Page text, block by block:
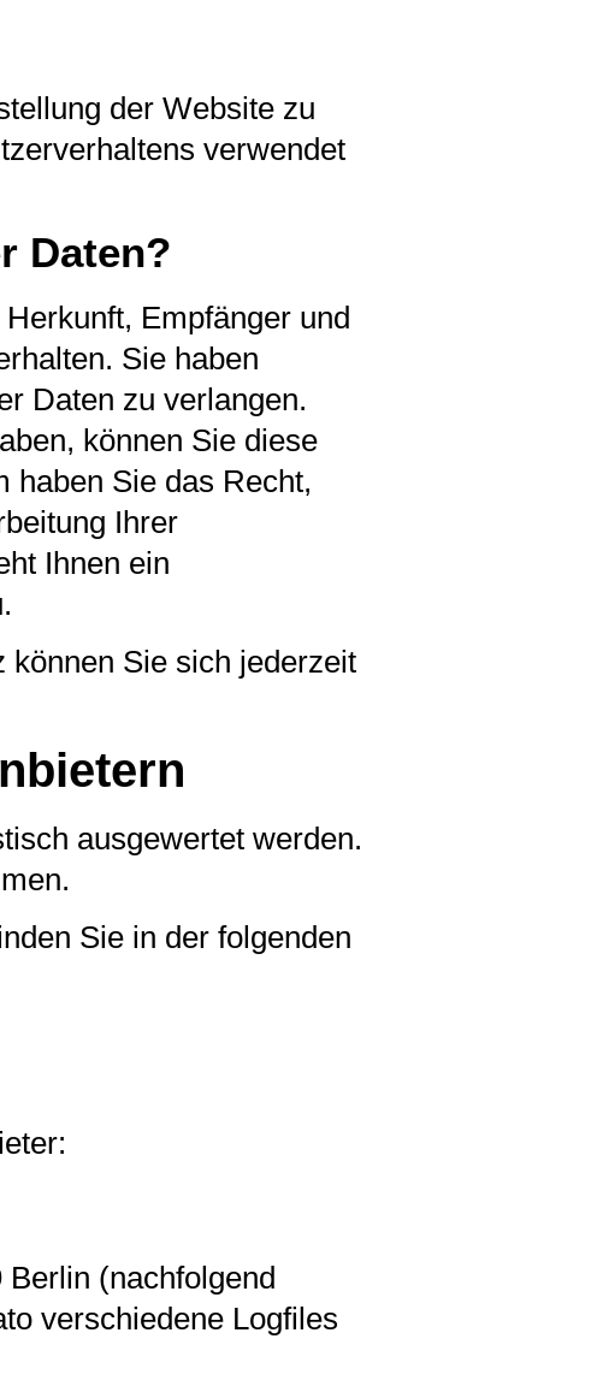
der Website zu
verwendet
Daten?
Empfänger und
Sie haben
Daten zu verlangen.
können Sie diese
haben Sie das Recht,
Ihrer
Ihnen ein
Sie sich jederzeit
ausgewertet werden.
Sie in der folgenden
(nachfolgend
verschiedene Logfiles